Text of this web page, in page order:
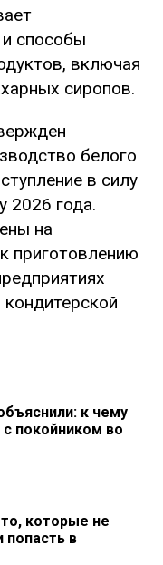
и способы
включая
сиропов.
белого
в силу
2026 года.
на
приготовлению
к чему
покойником во
которые не
в